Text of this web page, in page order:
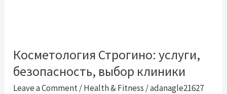
Косметология Строгино: услуги,
безопасность, выбор клиники
Leave a Comment/Health & Fitness /adanagle21627
Косметология
Строгино:
услуги,